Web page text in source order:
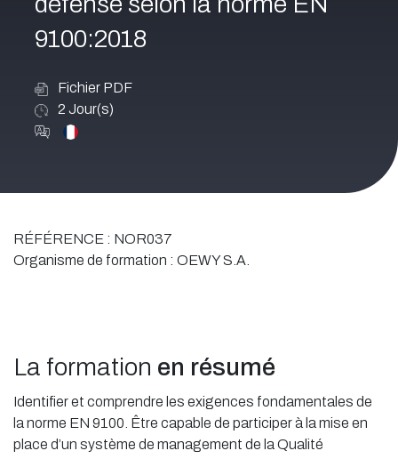
9100:2018
Fichier PDF
2 Jour(s)
RÉFÉRENCE : NOR037
Organisme de formation : OEWY S.A.
La formation en résumé
Identifier et comprendre les exigences fondamentales de
la norme EN 9100. Être capable de participer à la mise en
place d’un système de management de la Qualité